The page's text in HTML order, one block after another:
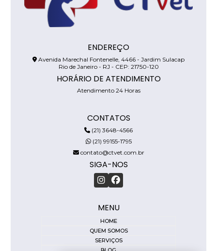
ENDEREÇO
Avenida Marechal Fontenelle, 4466 - Jardim Sulacap
Rio de Janeiro - RJ - CEP: 21750-120
HORÁRIO DE ATENDIMENTO
Atendimento 24 Horas
CONTATOS
(21) 3648-4566
(21) 99155-1795
contato@ctvet.com.br
SIGA-NOS
MENU
HOME
QUEM SOMOS
SERVIÇOS